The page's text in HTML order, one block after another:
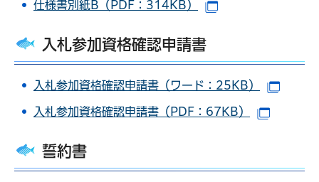
仕様書別紙B（PDF：314KB）
入札参加資格確認申請書
入札参加資格確認申請書（ワード：25KB）
入札参加資格確認申請書（PDF：67KB）
誓約書